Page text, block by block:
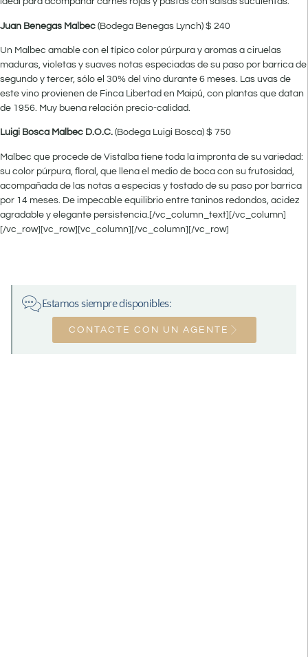
Juan Benegas Malbec (Bodega Benegas Lynch) $ 240
Un Malbec amable con el típico color púrpura y aromas a ciruelas
maduras, violetas y suaves notas especiadas de su paso por barrica de
segundo y tercer, sólo el 30% del vino durante 6 meses. Las uvas de
este vino provienen de Finca Libertad en Maipú, con plantas que datan
de 1956. Muy buena relación precio-calidad.
Luigi Bosca Malbec D.O.C. (Bodega Luigi Bosca) $ 750
Malbec que procede de Vistalba tiene toda la impronta de su variedad:
su color púrpura, floral, que llena el medio de boca con su frutosidad,
acompañada de las notas a especias y tostado de su paso por barrica
por 14 meses. De impecable equilibrio entre taninos redondos, acidez
agradable y elegante persistencia.[/vc_column_text][/vc_column]
[/vc_row][vc_row][vc_column][/vc_column][/vc_row]
Estamos siempre disponibles:
CONTACTE CON UN AGENTE